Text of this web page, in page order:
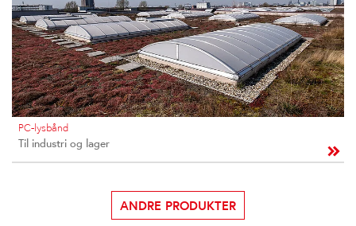
PC-lysbånd
Til industri og lager
ANDRE PRODUKTER